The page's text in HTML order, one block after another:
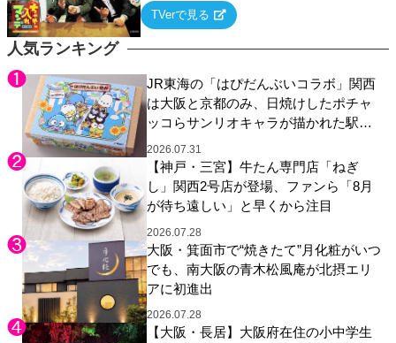
人気ランキング
JR東海の「はぴだんぶいコラボ」関西
は大阪と京都のみ、日焼けしたポチャ
ッコらサンリオキャラが描かれた駅弁
やグッズが登場
2026.07.31
【神戸・三宮】牛たん専門店「ねぎ
し」関西2号店が登場、ファンら「8月
が待ち遠しい」と早くから注目
2026.07.28
大阪・箕面市で“焼きたて”月化粧がいつ
でも、南大阪の青木松風庵が北摂エリ
アに初進出
2026.07.28
【大阪・長居】大阪府在住の小中学生
るテーマについて好き放題にちゃちゃを入れ
ていく関西色を前面に押し出したトークバラ
TVerで見る